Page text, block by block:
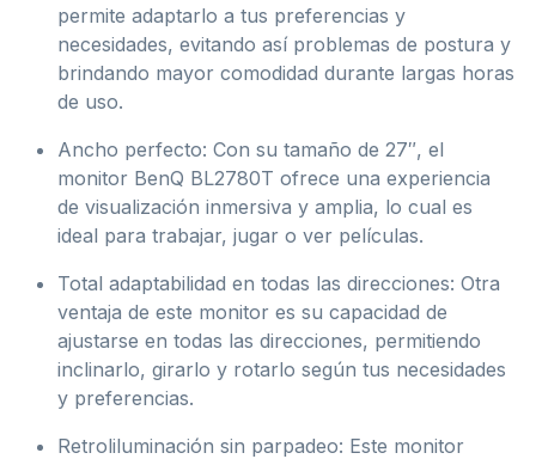
permite adaptarlo a tus preferencias y
necesidades, evitando así problemas de postura y
brindando mayor comodidad durante largas horas
de uso.
Ancho perfecto: Con su tamaño de 27″, el
monitor BenQ BL2780T ofrece una experiencia
de visualización inmersiva y amplia, lo cual es
ideal para trabajar, jugar o ver películas.
Total adaptabilidad en todas las direcciones: Otra
ventaja de este monitor es su capacidad de
ajustarse en todas las direcciones, permitiendo
inclinarlo, girarlo y rotarlo según tus necesidades
y preferencias.
Retroliluminación sin parpadeo: Este monitor